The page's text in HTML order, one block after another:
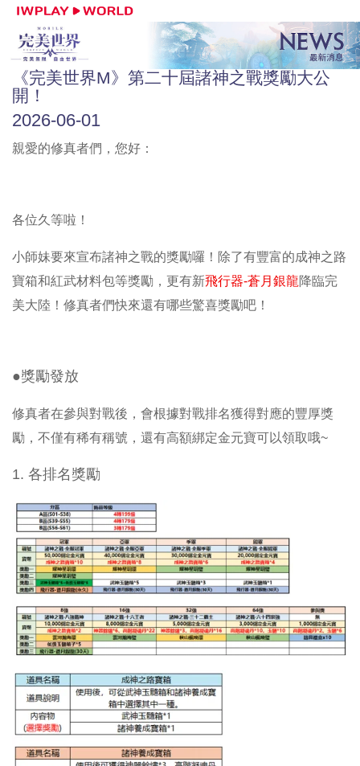
《完美世界M》第二十屆諸神之戰獎勵大公
開！
2026-06-01
親愛的修真者們，您好：
各位久等啦！
小師妹要來宣布諸神之戰的獎勵囉！除了有豐富的成神之路
寶箱和紅武材料包等獎勵，更有新飛行器-蒼月銀龍降臨完
美大陸！修真者們快來還有哪些驚喜獎勵吧！
●獎勵發放
修真者在參與對戰後，會根據對戰排名獲得對應的豐厚獎
勵，不僅有稀有稱號，還有高額綁定金元寶可以領取哦~
1. 各排名獎勵